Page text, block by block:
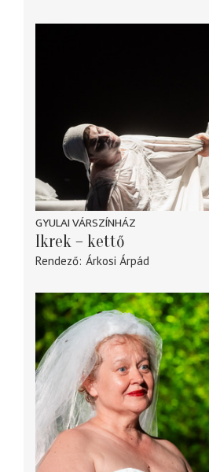
GYULAI VÁRSZÍNHÁZ
Ikrek – kettő
Rendező Árkosi Árpád